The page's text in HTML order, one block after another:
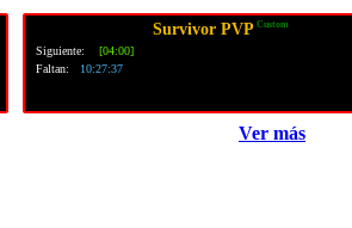
Survivor PVP Custom
Siguiente:
[04:00]
Faltan: 10:27:36
Ver más